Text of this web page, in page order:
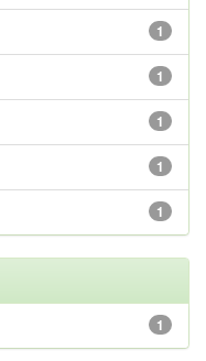
1
1
1
1
1
1